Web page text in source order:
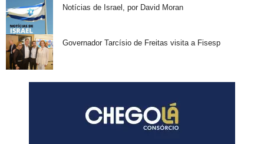
Notícias de Israel, por David Moran
Governador Tarcísio de Freitas visita a Fisesp